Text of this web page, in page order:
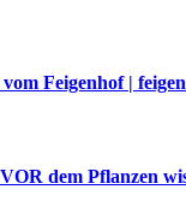
Feigenhof |
dem Pflanzen